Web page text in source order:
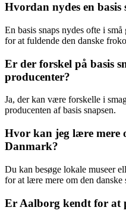
Hvordan nydes en basis
En basis snaps nydes ofte i
for at fuldende den danske
Er der forskel på basis
producenter?
Ja, der kan være forskelle i
producenten af basis snapsen.
Hvor kan jeg lære mere
Danmark?
Du kan besøge lokale museer
for at lære mere om den danske
Er Aalborg kendt for at